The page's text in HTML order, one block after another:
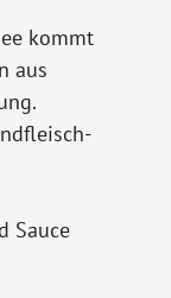
kommt
aus
Sauce